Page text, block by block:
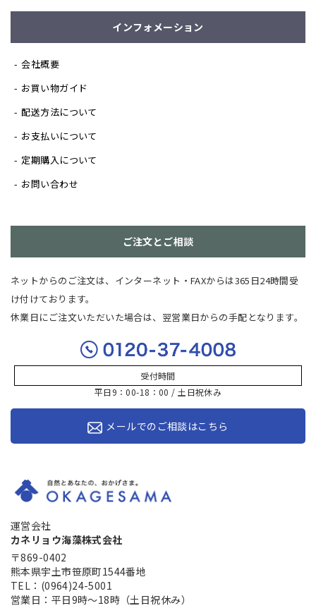
インフォメーション
会社概要
お買い物ガイド
配送方法について
お支払いについて
定期購入について
お問い合わせ
ご注文とご相談
ネットからのご注文は、インターネット・FAXからは365日24時間受
け付けております。
休業日にご注文いただいた場合は、翌営業日からの手配となります。
受付時間
平日9：00-18：00 / 土日祝休み
メールでのご相談はこちら
運営会社
カネリョウ海藻株式会社
〒869-0402
熊本県宇土市笹原町1544番地
TEL：(0964)24-5001
営業日：平日9時～18時（土日祝休み）